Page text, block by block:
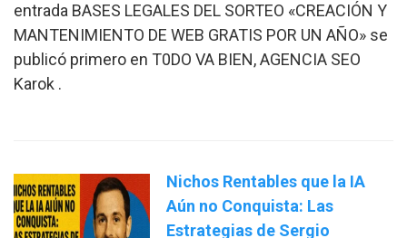
entrada BASES LEGALES DEL SORTEO «CREACIÓN Y
MANTENIMIENTO DE WEB GRATIS POR UN AÑO» se
publicó primero en T0DO VA BIEN, AGENCIA SEO
Karok .
Nichos Rentables que la IA
Aún no Conquista: Las
Estrategias de Sergio